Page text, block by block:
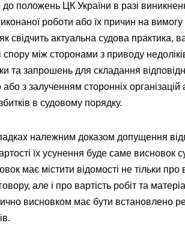
до положень ЦК України в разі
роботи або їх причин на
свідчить актуальна судова практика,
спору між сторонами з приводу
та запрошень для складання
або з залученням сторонніх
в судовому порядку.
належним доказом допущення
їх усунення буде саме висновок
має містити відомості не тільки про
але і про вартість робіт та
висновком має бути встановлено